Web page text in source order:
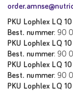
PKU Lophlex LQ
Best. nummer: 90
PKU Lophlex LQ
Best. nummer: 90
PKU Lophlex LQ
Best. nummer: 90
PKU Lophlex LQ